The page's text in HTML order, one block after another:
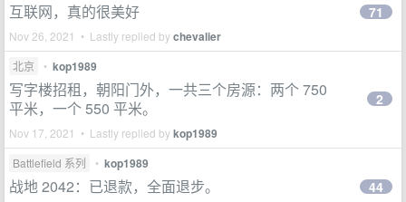
互联网，真的很美好
Nov 26, 2021 • Lastly replied bychevalier
71
北京 • kop1989
写字楼招租，朝阳门外，一共三个房源：两个 750
平米，一个 550 平米。
Nov 17, 2021 • Lastly replied bykop1989
2
Battlefield 系列 • kop1989
战地 2042：已退款，全面退步。 44